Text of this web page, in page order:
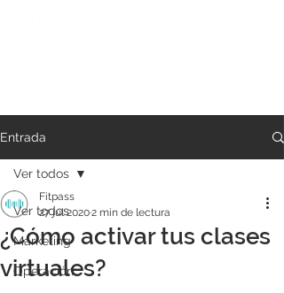
Entrada
Ver todos
Marketing
Operación
Ver todos
¿Cómo activar tus clases
virtuales?
Fitpass
27 jul 20202 min de lectura